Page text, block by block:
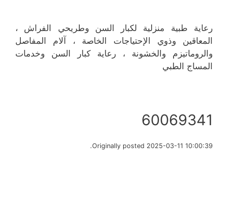
رعاية طبية منزلية لكبار السن وطريحي الفراش ،
المعاقين وذوي الإحتياجات الخاصة ، آلام المفاصل
والروماتيزم والخشونة ، رعاية كبار السن وخدمات
المساج الطبي
60069341
Originally posted 2025-03-11 10:00:39.